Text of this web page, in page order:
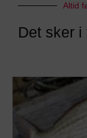
Altid
Det sker